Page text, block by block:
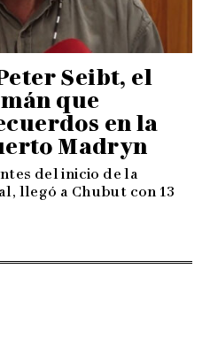
Seibt, el
que
en la
Madryn
del inicio de la
llegó a Chubut con 13